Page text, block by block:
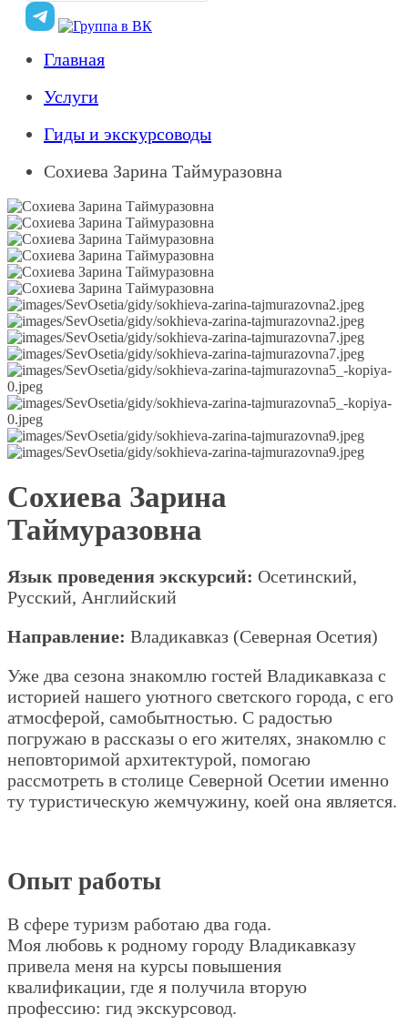
Главная
Услуги
Гиды и экскурсоводы
Сохиева Зарина Таймуразовна
Сохиева Зарина
Таймуразовна
Язык проведения экскурсий: Осетинский,
Русский, Английский
Направление: Владикавказ (Северная Осетия)
Уже два сезона знакомлю гостей Владикавказа с
историей нашего уютного светского города, с его
атмосферой, самобытностью. С радостью
погружаю в рассказы о его жителях, знакомлю с
неповторимой архитектурой, помогаю
рассмотреть в столице Северной Осетии именно
ту туристическую жемчужину, коей она является.
Опыт работы
В сфере туризм работаю два года.
Моя любовь к родному городу Владикавказу
привела меня на курсы повышения
квалификации, где я получила вторую
профессию: гид экскурсовод.